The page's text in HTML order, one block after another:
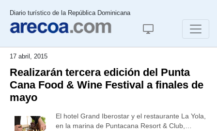
Diario turístico de la República Dominicana
17 abril, 2015
Realizarán tercera edición del Punta
Cana Food & Wine Festival a finales de
mayo
El hotel Grand Iberostar y el restaurante La Yola,
en la marina de Puntacana Resort & Club,…